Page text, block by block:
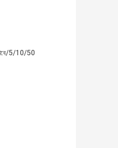
5/10/50